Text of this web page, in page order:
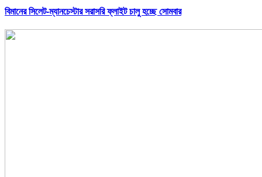
বিমানের সিলেট-ম্যানচেস্টার সরাসরি ফ্লাইট চালু হচ্ছে সোমবার